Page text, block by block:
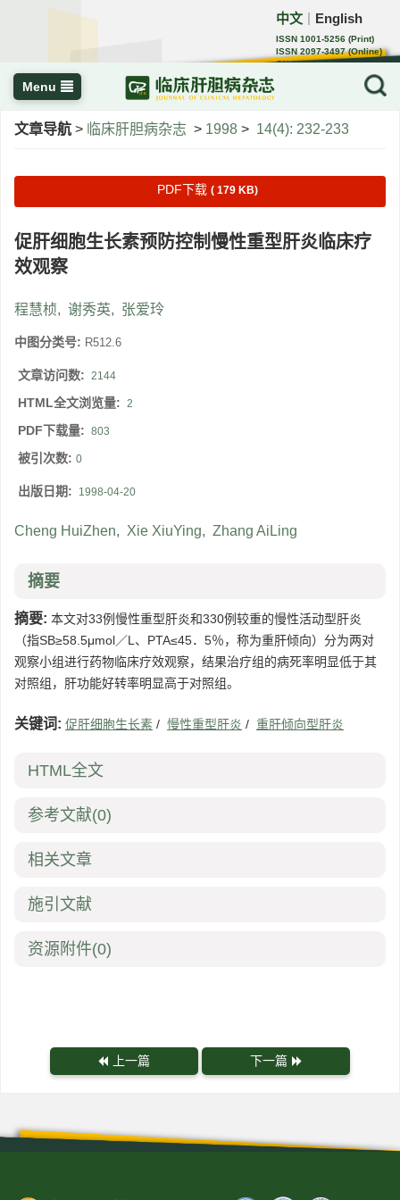
中文 English
ISSN 1001-5256 (Print)
ISSN 2097-3497 (Online)
CN 22-1108/R
Menu
文章导航 > 临床肝胆病杂志 > 1998 > 14(4): 232-233
PDF下载 ( 179 KB)
促肝细胞生长素预防控制慢性重型肝炎临床疗
效观察
程慧桢, 谢秀英, 张爱玲
中图分类号: R512.6
文章访问数: 2144
HTML全文浏览量: 2
PDF下载量: 803
被引次数: 0
出版日期: 1998-04-20
Cheng HuiZhen, Xie XiuYing, Zhang AiLing
摘要
摘要: 本文对33例慢性重型肝炎和330例较重的慢性活动型肝炎
（指SB≥58.5μmol／L、PTA≤45．5％，称为重肝倾向）分为两对
观察小组进行药物临床疗效观察，结果治疗组的病死率明显低于其
对照组，肝功能好转率明显高于对照组。
关键词: 促肝细胞生长素 / 慢性重型肝炎 / 重肝倾向型肝炎
HTML全文
参考文献(0)
相关文章
施引文献
资源附件(0)
上一篇 下一篇